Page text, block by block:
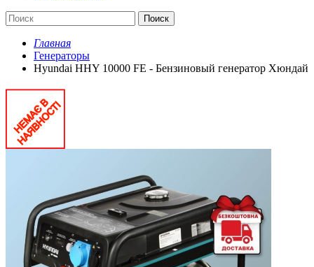
Поиск
Главная
Генераторы
Hyundai HHY 10000 FE - Бензиновый генератор Хюндай